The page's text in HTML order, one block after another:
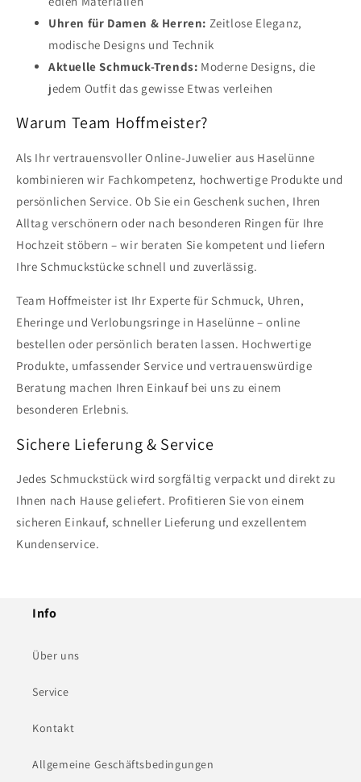
Uhren für Damen & Herren: Zeitlose Eleganz,
modische Designs und Technik
Aktuelle Schmuck-Trends: Moderne Designs, die
jedem Outfit das gewisse Etwas verleihen
Warum Team Hoffmeister?
Als Ihr vertrauensvoller Online-Juwelier aus Haselünne
kombinieren wir Fachkompetenz, hochwertige Produkte und
persönlichen Service. Ob Sie ein Geschenk suchen, Ihren
Alltag verschönern oder nach besonderen Ringen für Ihre
Hochzeit stöbern – wir beraten Sie kompetent und liefern
Ihre Schmuckstücke schnell und zuverlässig.
Team Hoffmeister ist Ihr Experte für Schmuck, Uhren,
Eheringe und Verlobungsringe in Haselünne – online
bestellen oder persönlich beraten lassen. Hochwertige
Produkte, umfassender Service und vertrauenswürdige
Beratung machen Ihren Einkauf bei uns zu einem
besonderen Erlebnis.
Sichere Lieferung & Service
Jedes Schmuckstück wird sorgfältig verpackt und direkt zu
Ihnen nach Hause geliefert. Profitieren Sie von einem
sicheren Einkauf, schneller Lieferung und exzellentem
Kundenservice.
Info
Über uns
Service
Kontakt
Allgemeine Geschäftsbedingungen